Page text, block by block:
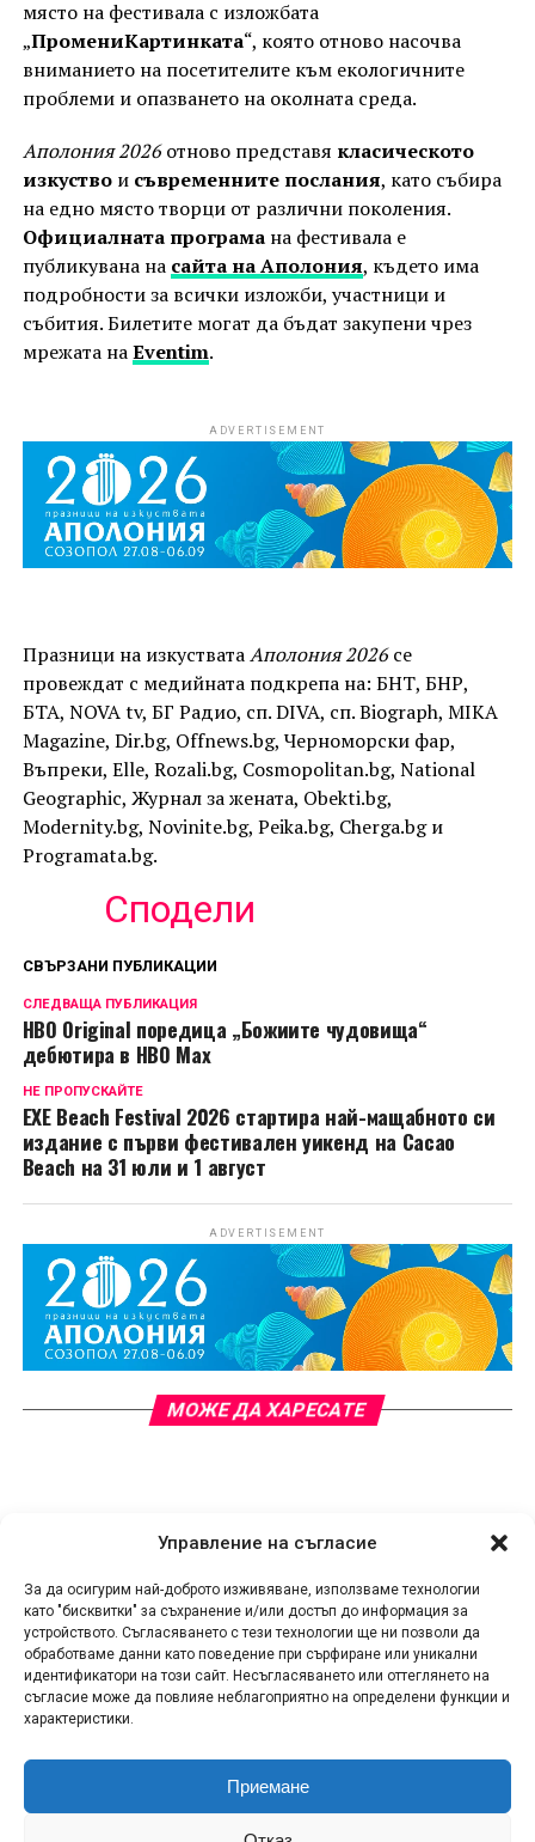
Управление на съгласие
За да осигурим най-доброто изживяване, използваме технологии
като "бисквитки" за съхранение и/или достъп до информация за
устройството. Съгласяването с тези технологии ще ни позволи да
обработваме данни като поведение при сърфиране или уникални
идентификатори на този сайт. Несъгласяването или оттеглянето на
съгласие може да повлияе неблагоприятно на определени функции и
характеристики.
Приемане
място на фестивала с изложбата
„ПромениКартинката“, която отново насочва
вниманието на посетителите към екологичните
проблеми и опазването на околната среда.
Аполония 2026отново представя класическото
изкуствои съвременните послания, като събира
на едно място творци от различни поколения.
Официалната програмана фестивала е
публикувана на сайта на Аполония, където има
подробности за всички изложби, участници и
събития. Билетите могат да бъдат закупени чрез
мрежата наEventim.
ADVERTISEMENT
Празници на изкустватаАполония 2026се
провеждат с медийната подкрепа на: БНТ, БНР,
БТА, NOVA tv, БГ Радио, сп. DIVA, сп. Biograph, MIKA
Magazine, Dir.bg, Offnews.bg, Черноморски фар,
Въпреки, Elle, Rozali.bg, Cosmopolitan.bg, National
Geographic, Журнал за жената, Obekti.bg,
Modernity.bg, Novinite.bg, Peika.bg, Cherga.bg и
Programata.bg.
Сподели
СВЪРЗАНИ ПУБЛИКАЦИИ
СЛЕДВАЩА ПУБЛИКАЦИЯ
HBO Original поредица „Божиите чудовища“
дебютира в HBO Max
НЕ ПРОПУСКАЙТЕ
EXE Beach Festival 2026 стартира най-мащабното си
издание с първи фестивален уикенд на Cacao
Beach на 31 юли и 1 август
ADVERTISEMENT
МОЖЕ ДА ХАРЕСАТЕ
КОНТАКТИ СПОДЕЛИ НОВИНА!
ЗА НАС